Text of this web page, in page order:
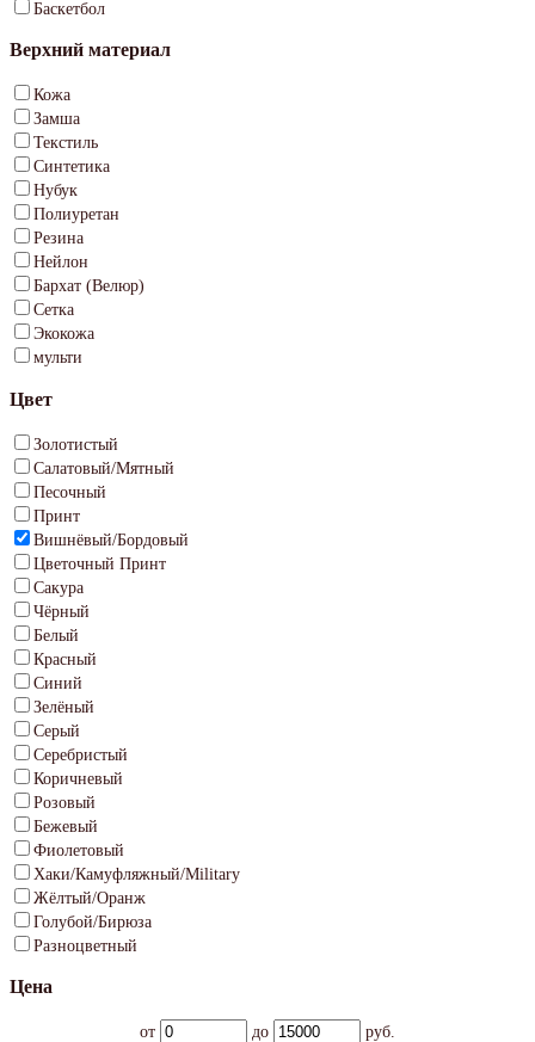
Баскетбол
Верхний материал
Кожа
Замша
Текстиль
Синтетика
Нубук
Полиуретан
Резина
Нейлон
Бархат (Велюр)
Сетка
Экокожа
мульти
Цвет
Золотистый
Салатовый/Мятный
Песочный
Принт
Вишнёвый/Бордовый
Цветочный Принт
Сакура
Чёрный
Белый
Красный
Синий
Зелёный
Серый
Серебристый
Коричневый
Розовый
Бежевый
Фиолетовый
Хаки/Камуфляжный/Military
Жёлтый/Оранж
Голубой/Бирюза
Разноцветный
Цена
от до
руб.